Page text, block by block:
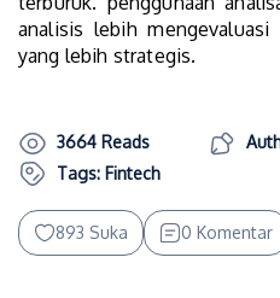
analisis lebih mengevaluasi
yang lebih strategis.
3664 Reads
Tags: Fintech
893 Suka 0 Komentar